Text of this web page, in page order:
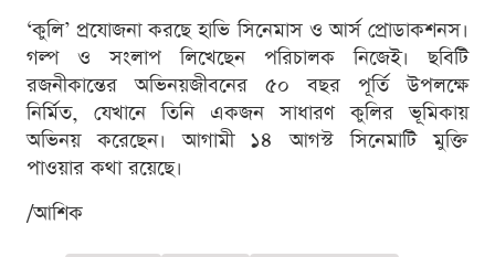
‘কুলি’ প্রযোজনা করছে হাভি সিনেমাস ও আর্স প্রোডাকশনস।
গল্প ও সংলাপ লিখেছেন পরিচালক নিজেই। ছবিটি
রজনীকান্তের অভিনয়জীবনের ৫০ বছর পূর্তি উপলক্ষে
নির্মিত, যেখানে তিনি একজন সাধারণ কুলির ভূমিকায়
অভিনয় করেছেন। আগামী ১৪ আগস্ট সিনেমাটি মুক্তি
পাওয়ার কথা রয়েছে।
/আশিক